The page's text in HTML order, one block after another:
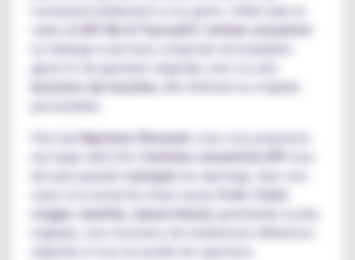
correspond réellement à vos goûts. Utilisé dans le
DIY (Do It Yourself)
arôme concentré
se mélange à une base composée de propylène
glycol et de glycérine végétale, avec ou sans
boosters de nicotine
, afin d'obtenir un e-liquide
Chez
Le Vapoteur Discount
, nous vous proposons
arômes concentrés DIY
des plus grandes
marques
du vapotage. Que vous
fruits
rouges
menthe classic blond
, gourmande ou plus
adaptées à tous les profils de vapoteurs.